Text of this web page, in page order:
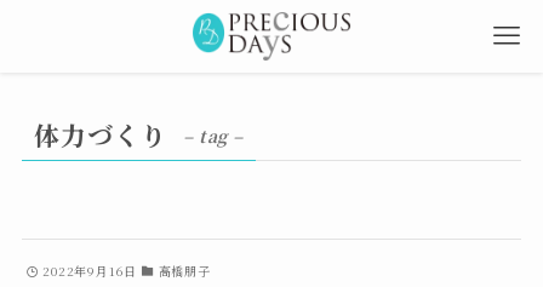
体力づくり – tag –
2022年9月16日 高橋朋子